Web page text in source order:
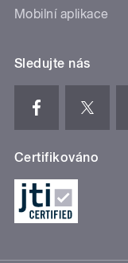
Mobilní aplikace
Sledujte nás
Certifikováno